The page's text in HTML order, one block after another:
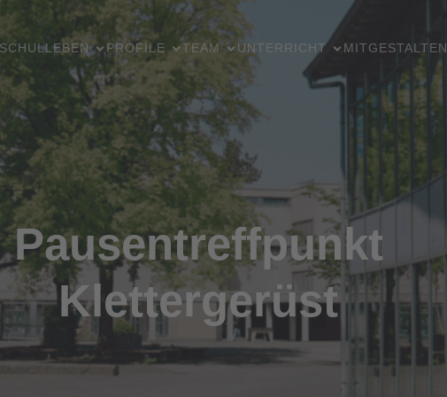
SCHULLEBEN PROFILE TEAM UNTERRICHT MITGESTALTEN
Pausentreffpunkt
Klettergerüst